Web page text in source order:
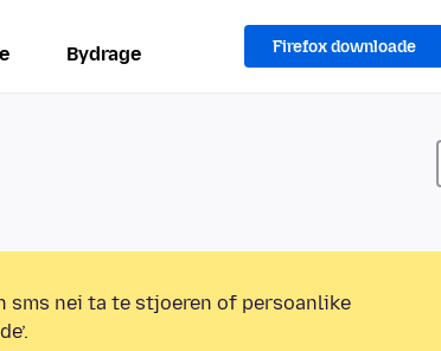
Bydrage Firefox downloade
sms nei ta te stjoeren of persoanlike